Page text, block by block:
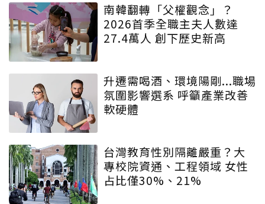
南韓翻轉「父權觀念」？
2026首季全職主夫人數達
27.4萬人 創下歷史新高
升遷需喝酒、環境陽剛...職場
氛圍影響選系 呼籲產業改善
軟硬體
台灣教育性別隔離嚴重？大
專校院資通、工程領域 女性
占比僅30%、21%